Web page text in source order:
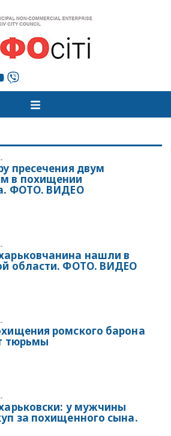
-
пресечения двум
в похищении
ФОТО. ВИДЕО
-
нашли в
области. ФОТО. ВИДЕО
-
ромского барона
тюрьмы
-
у мужчины
за похищенного сына.